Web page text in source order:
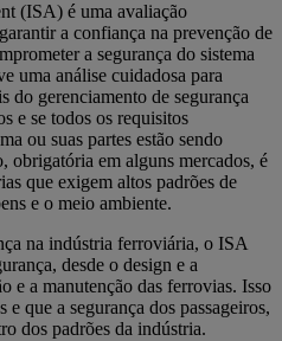
(ISA) é uma avaliação
a confiança na prevenção de
a segurança do sistema
uma análise cuidadosa para
do gerenciamento de segurança
e se todos os requisitos
ou suas partes estão sendo
obrigatória em alguns mercados, é
que exigem altos padrões de
e o meio ambiente.
na indústria ferroviária, o ISA
desde o design e a
e a manutenção das ferrovias. Isso
que a segurança dos passageiros,
dos padrões da indústria.